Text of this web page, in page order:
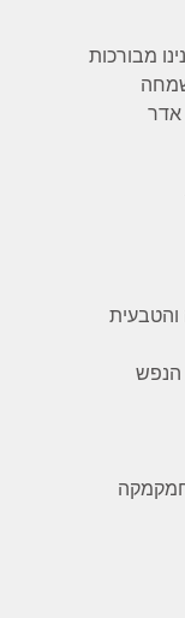
מבורכות
אדר
הנפש